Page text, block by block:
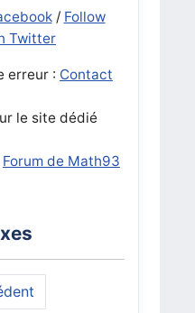
/ Follow
Twitter
erreur : Contact
le site dédié
Forum de Math93